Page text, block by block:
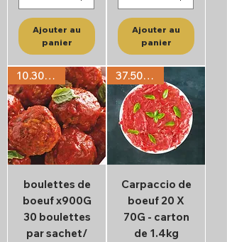
Ajouter au
panier
Ajouter au
panier
10.30€/KG
boulettes de
boeuf x900G
30 boulettes
par sachet/
37.50€/KG
Carpaccio de
boeuf 20 X
70G - carton
de 1.4kg